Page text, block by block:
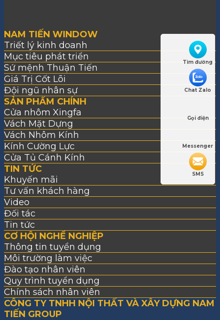
NAM TIẾN WINDOW
Triết lý kinh doanh
Mục tiêu phát triển
Sứ mệnh Thuận Tiến
Giá Trị Cốt Lõi
Đội ngũ nhân sự
SẢN PHẨM CHÍNH
Cửa nhôm Xingfa
Vách Mặt Dựng
Vách Nhôm Kính
Kính Cường Lực
Cửa Tủ Cánh Kính
TIN TỨC
Khuyến mãi
Tư vấn khách hàng
Video
Đối tác
Tin tức
CƠ HỘI NGHỀ NGHIỆP
Thông tin tuyển dụng
Môi trường làm việc
Đào tạo nhân viên
Quy trình tuyển dụng
Chính sách nhân viên
CÔNG TY TNHH NỘI THẤT VÀ XÂY DỰNG NAM
TIẾN GROUP
Tìm đường
Chat Zalo
Gọi điện
Messenger
SMS